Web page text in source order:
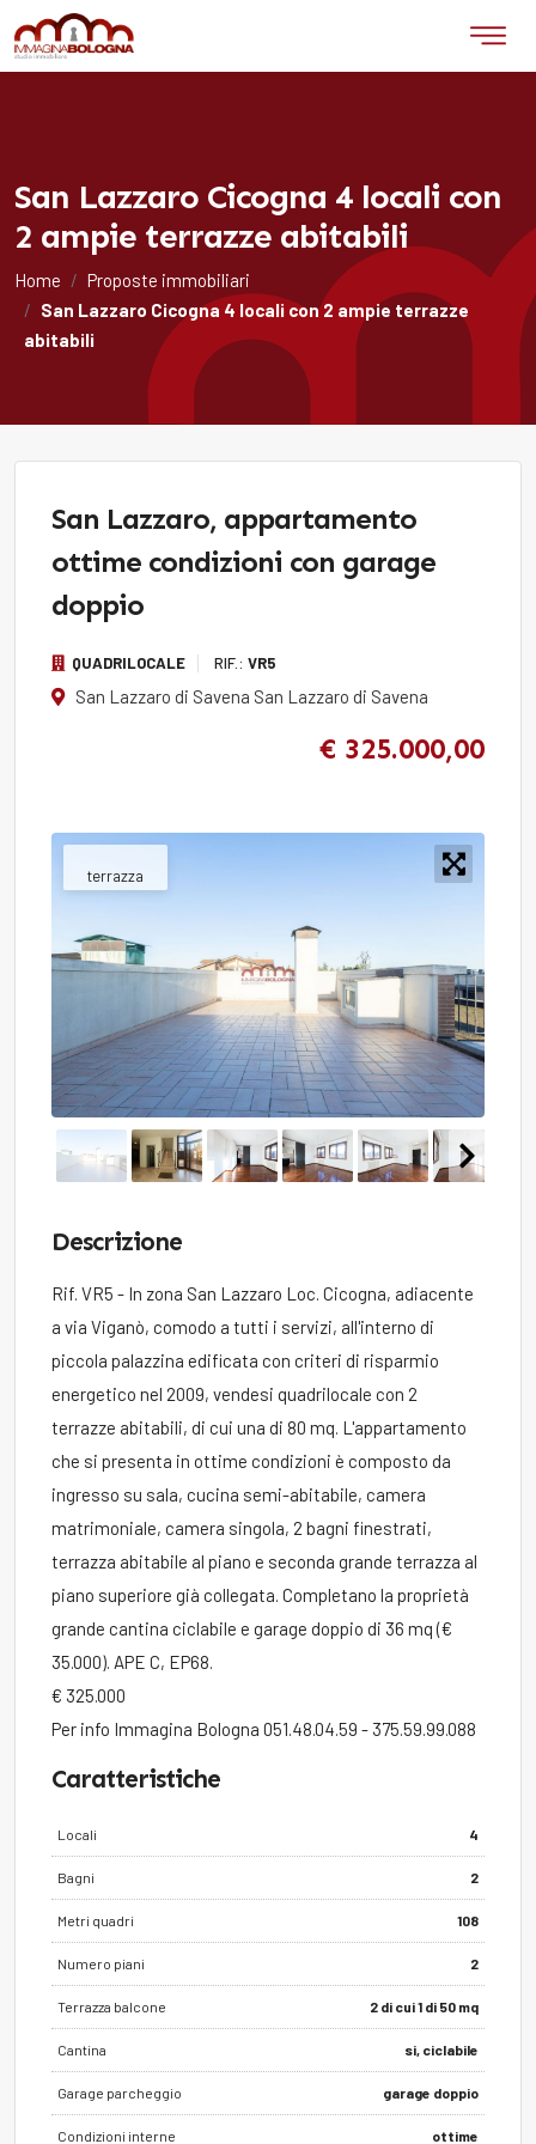
San Lazzaro Cicogna 4 locali con
2 ampie terrazze abitabili
Home
Proposte immobiliari
San Lazzaro Cicogna 4 locali con 2 ampie terrazze
abitabili
San Lazzaro, appartamento
ottime condizioni con garage
doppio
QUADRILOCALE RIF.: VR5
San Lazzaro di Savena San Lazzaro di Savena
€ 325.000,00
terrazza
Descrizione
Rif. VR5 - In zona San Lazzaro Loc. Cicogna, adiacente
a via Viganò, comodo a tutti i servizi, all'interno di
piccola palazzina edificata con criteri di risparmio
energetico nel 2009, vendesi quadrilocale con 2
terrazze abitabili, di cui una di 80 mq. L'appartamento
che si presenta in ottime condizioni è composto da
ingresso su sala, cucina semi-abitabile, camera
matrimoniale, camera singola, 2 bagni finestrati,
terrazza abitabile al piano e seconda grande terrazza al
piano superiore già collegata. Completano la proprietà
grande cantina ciclabile e garage doppio di 36 mq (€
35.000). APE C, EP68.
€ 325.000
Per info Immagina Bologna 051.48.04.59 - 375.59.99.088
Caratteristiche
Locali 4
Bagni 2
Metri quadri 108
Numero piani 2
Terrazza balcone 2 di cui 1 di 50 mq
Cantina si, ciclabile
Garage parcheggio garage doppio
Condizioni interne ottime